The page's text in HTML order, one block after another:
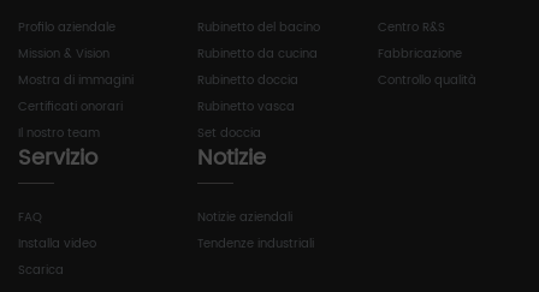
Profilo aziendale
Mission & Vision
Mostra di immagini
Certificati onorari
Il nostro team
Rubinetto del bacino
Rubinetto da cucina
Rubinetto doccia
Rubinetto vasca
Set doccia
Centro R&S
Fabbricazione
Controllo qualità
Servizio
FAQ
Installa video
Scarica
Notizie
Notizie aziendali
Tendenze industriali